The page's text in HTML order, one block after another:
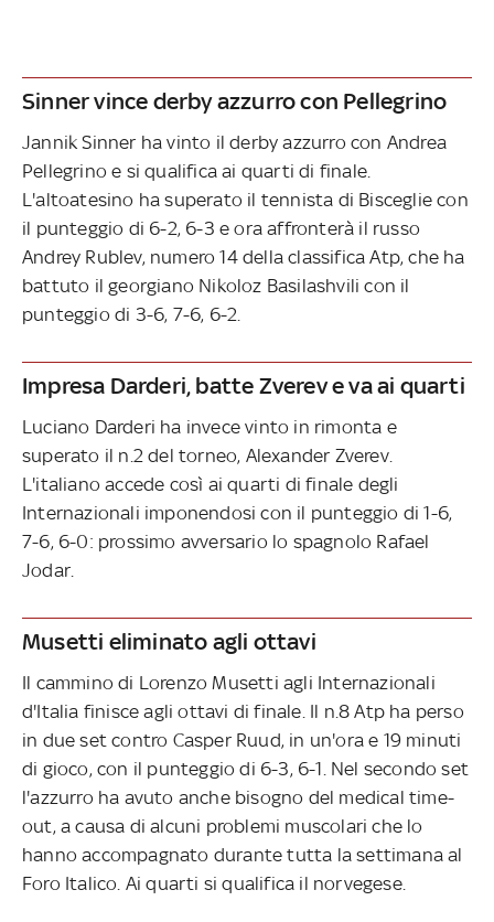
Sinner vince derby azzurro con Pellegrino
Jannik Sinner ha vinto il derby azzurro con Andrea
Pellegrino e si qualifica ai quarti di finale.
L'altoatesino ha superato il tennista di Bisceglie con
il punteggio di 6-2, 6-3 e ora affronterà il russo
Andrey Rublev, numero 14 della classifica Atp, che ha
battuto il georgiano Nikoloz Basilashvili con il
punteggio di 3-6, 7-6, 6-2.
Impresa Darderi, batte Zverev e va ai quarti
Luciano Darderi ha invece vinto in rimonta e
superato il n.2 del torneo, Alexander Zverev.
L'italiano accede così ai quarti di finale degli
Internazionali imponendosi con il punteggio di 1-6,
7-6, 6-0: prossimo avversario lo spagnolo Rafael
Jodar.
Musetti eliminato agli ottavi
Il cammino di Lorenzo Musetti agli Internazionali
d'Italia finisce agli ottavi di finale. Il n.8 Atp ha perso
in due set contro Casper Ruud, in un'ora e 19 minuti
di gioco, con il punteggio di 6-3, 6-1. Nel secondo set
l'azzurro ha avuto anche bisogno del medical time-
out, a causa di alcuni problemi muscolari che lo
hanno accompagnato durante tutta la settimana al
Foro Italico. Ai quarti si qualifica il norvegese.